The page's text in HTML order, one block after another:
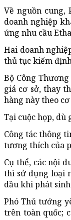
Về nguồn
doanh nghiệp
ứng nhu cầu
Hai doanh
thủ tục kiểm
Bộ Công
giá cơ sở, thay
hàng này theo
Tại cuộc họp, dù
Công tác thông
tương thích của
Cụ thể, các nội
thì sử dụng loại
dầu khi phát
Phó Thủ tướng
trên toàn quốc;